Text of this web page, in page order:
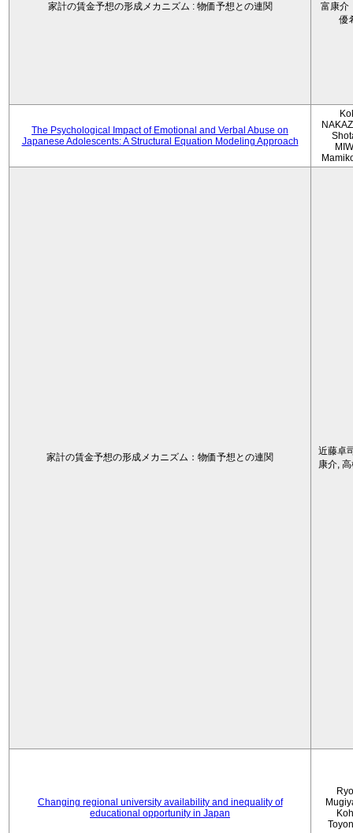
家計の賃金予想の形成メカニズム : 物価予想との連関
富康介
優
The Psychological Impact of Emotional and Verbal Abuse on
Japanese Adolescents: A Structural Equation Modeling Approach
家計の賃金予想の形成メカニズム：物価予想との連関
近藤卓
康介,
Changing regional university availability and inequality of
educational opportunity in Japan